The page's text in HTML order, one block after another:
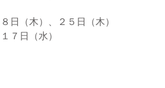
日（木）、２５日（木）
７日（水）